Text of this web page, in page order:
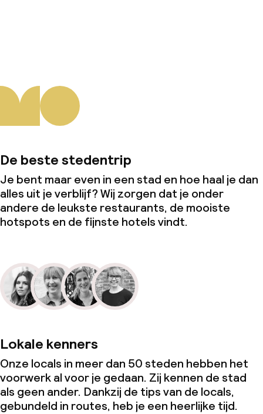
De beste stedentrip
Je bent maar even in een stad en hoe haal je dan
alles uit je verblijf? Wij zorgen dat je onder
andere de leukste restaurants, de mooiste
hotspots en de fijnste hotels vindt.
Lokale kenners
Onze locals in meer dan 50 steden hebben het
voorwerk al voor je gedaan. Zij kennen de stad
als geen ander. Dankzij de tips van de locals,
gebundeld in routes, heb je een heerlijke tijd.